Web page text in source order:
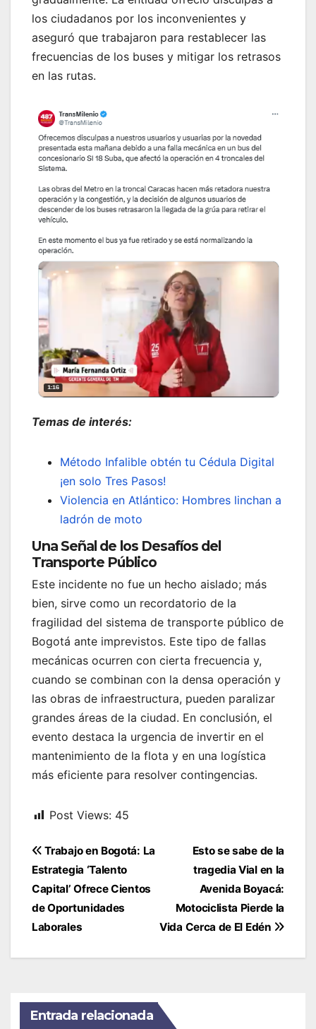
los ciudadanos por los inconvenientes y
aseguró que trabajaron para restablecer las
frecuencias de los buses y mitigar los retrasos
en las rutas.
Temas de interés:
Método Infalible obtén tu Cédula Digital
¡en solo Tres Pasos!
Violencia en Atlántico: Hombres linchan a
ladrón de moto
Una Señal de los Desafíos del
Transporte Público
Este incidente no fue un hecho aislado; más
bien, sirve como un recordatorio de la
fragilidad del sistema de transporte público de
Bogotá ante imprevistos. Este tipo de fallas
mecánicas ocurren con cierta frecuencia y,
cuando se combinan con la densa operación y
las obras de infraestructura, pueden paralizar
grandes áreas de la ciudad. En conclusión, el
evento destaca la urgencia de invertir en el
mantenimiento de la flota y en una logística
más eficiente para resolver contingencias.
Post Views: 45
Navegación
de
entradas
Esto se sabe de la
tragedia Vial en la
Avenida Boyacá:
Motociclista Pierde la
Vida Cerca de El Edén
Trabajo en Bogotá: La
Estrategia ‘Talento
Capital’ Ofrece Cientos
de Oportunidades
Laborales
Entrada relacionada